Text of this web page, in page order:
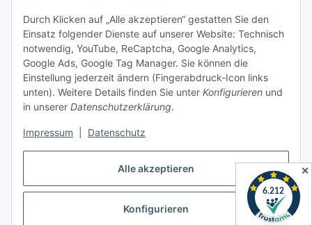
Alle akzeptieren
Konfigurieren
Durch Klicken auf „Alle akzeptieren“ gestatten Sie den
Einsatz folgender Dienste auf unserer Website: Technisch
notwendig, YouTube, ReCaptcha, Google Analytics,
Google Ads, Google Tag Manager. Sie können die
Einstellung jederzeit ändern (Fingerabdruck-Icon links
unten). Weitere Details finden Sie unter Konfigurieren und
in unserer Datenschutzerklärung.
Impressum Datenschutz
Gesetzliche Informationen
Spieletreffs in Jülich & Umgebung
✕